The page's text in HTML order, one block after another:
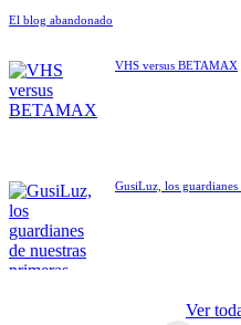
El blog abandonado
VHS versus BETAMAX
GusiLuz, los guardianes
Ver